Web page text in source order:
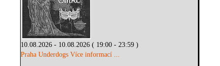
10.08.2026 - 10.08.2026 ( 19:00 - 23:59 )
Praha Underdogs Více informací ...